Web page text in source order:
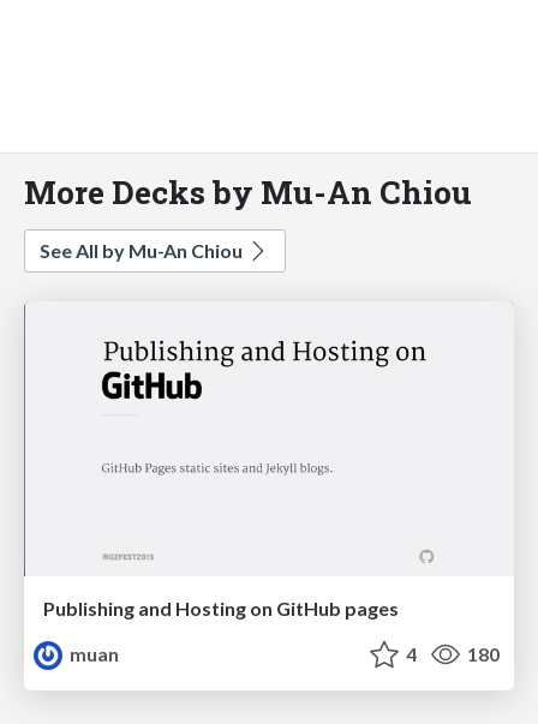
More Decks by Mu-An Chiou
See All by Mu-An Chiou
Publishing and Hosting on GitHub pages
muan
4 180